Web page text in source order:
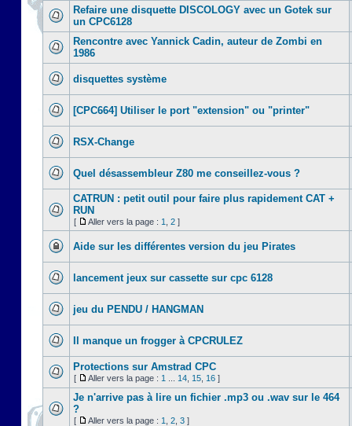
Refaire une disquette DISCOLOGY avec un Gotek sur
un CPC6128
Rencontre avec Yannick Cadin, auteur de Zombi en
1986
disquettes système
[CPC664] Utiliser le port "extension" ou "printer"
RSX-Change
Quel désassembleur Z80 me conseillez-vous ?
CATRUN : petit outil pour faire plus rapidement CAT +
RUN
[ Aller vers la page : 1 2 ]
Aide sur les différentes version du jeu Pirates
lancement jeux sur cassette sur cpc 6128
jeu du PENDU / HANGMAN
Il manque un frogger à CPCRULEZ
Protections sur Amstrad CPC
[ Aller vers la page : 1 14 15 16 ]
Je n'arrive pas à lire un fichier .mp3 ou .wav sur le 464
?
[ Aller vers la page : 1 2 3 ]